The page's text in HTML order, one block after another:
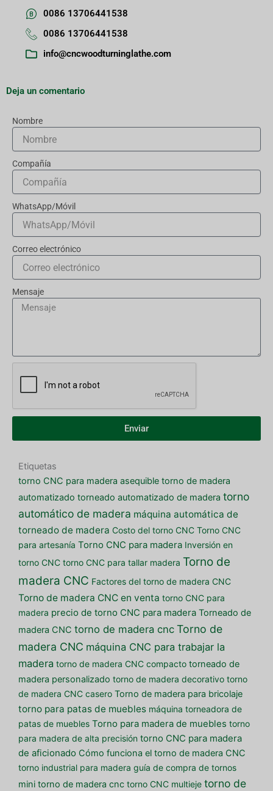
0086 13706441538
0086 13706441538
info@cncwoodturninglathe.com
Deja un comentario
Nombre
Compañía
WhatsApp/Móvil
Correo electrónico
Mensaje
Enviar
Etiquetas
torno CNC para madera asequible torno de madera
automatizado torneado automatizado de madera torno
automático de madera máquina automática de
torneado de madera Costo del torno CNC Torno CNC
para artesanía Torno CNC para madera Inversión en
torno CNC torno CNC para tallar madera Torno de
madera CNC Factores del torno de madera CNC
Torno de madera CNC en venta torno CNC para
madera precio de torno CNC para madera Torneado de
madera CNC torno de madera cnc Torno de
madera CNC máquina CNC para trabajar la
madera torno de madera CNC compacto torneado de
madera personalizado torno de madera decorativo torno
de madera CNC casero Torno de madera para bricolaje
torno para patas de muebles máquina torneadora de
patas de muebles Torno para madera de muebles torno
para madera de alta precisión torno CNC para madera
de aficionado Cómo funciona el torno de madera CNC
torno industrial para madera guía de compra de tornos
mini torno de madera cnc torno CNC multieje torno de